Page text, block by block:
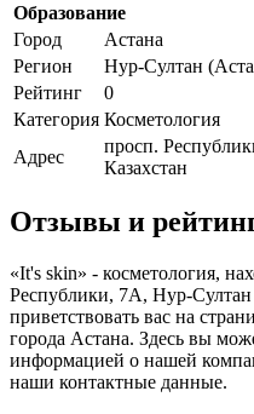
Образование
Город
Астана
Регион
Нур-Султан
Рейтинг
0
Категория Косметология
Адрес
просп.
Казахстан
Отзывы и
«It's skin» - косметология,
Республики, 7А, Нур-
приветствовать вас на
города Астана. Здесь вы
информацией о нашей
наши контактные данные.